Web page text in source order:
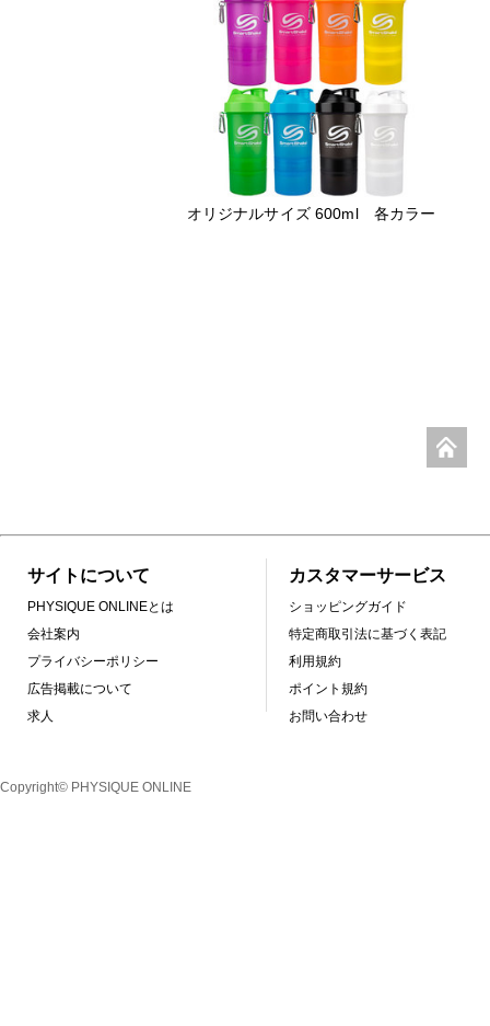
オリジナルサイズ 600ml 各カラー
サイトについて
PHYSIQUE ONLINEとは
会社案内
プライバシーポリシー
広告掲載について
求人
カスタマーサービス
ショッピングガイド
特定商取引法に基づく表記
利用規約
ポイント規約
お問い合わせ
Copyright© PHYSIQUE ONLINE